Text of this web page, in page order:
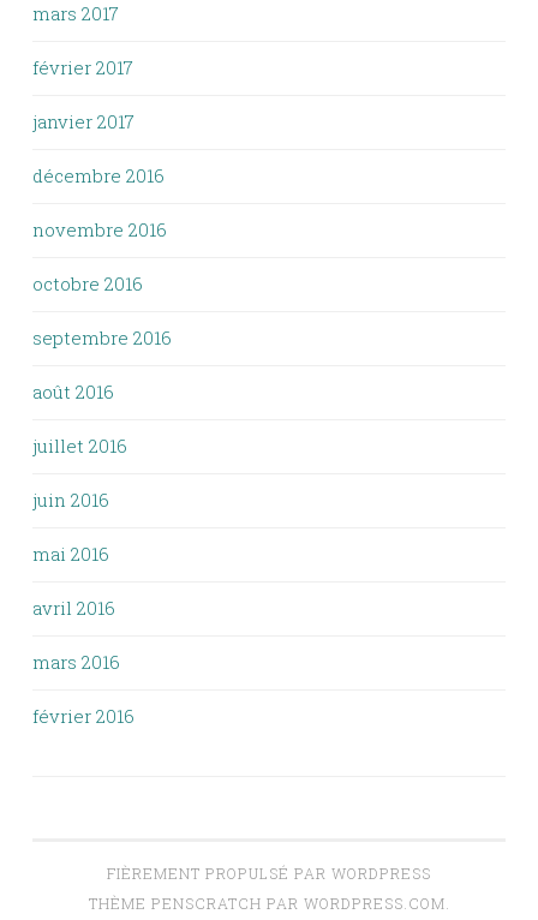
mars 2017
février 2017
janvier 2017
décembre 2016
novembre 2016
octobre 2016
septembre 2016
août 2016
juillet 2016
juin 2016
mai 2016
avril 2016
mars 2016
février 2016
FIÈREMENT PROPULSÉ PAR WORDPRESS
THÈME PENSCRATCH PAR WORDPRESS.COM